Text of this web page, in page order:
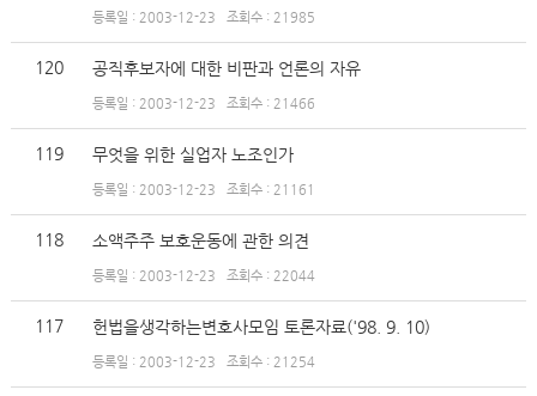
등록일 : 2003-12-23 조회수 : 21985
120 공직후보자에 대한 비판과 언론의 자유
등록일 : 2003-12-23 조회수 : 21466
119 무엇을 위한 실업자 노조인가
등록일 : 2003-12-23 조회수 : 21161
118 소액주주 보호운동에 관한 의견
등록일 : 2003-12-23 조회수 : 22044
117 헌법을생각하는변호사모임 토론자료('98. 9. 10)
등록일 : 2003-12-23 조회수 : 21254